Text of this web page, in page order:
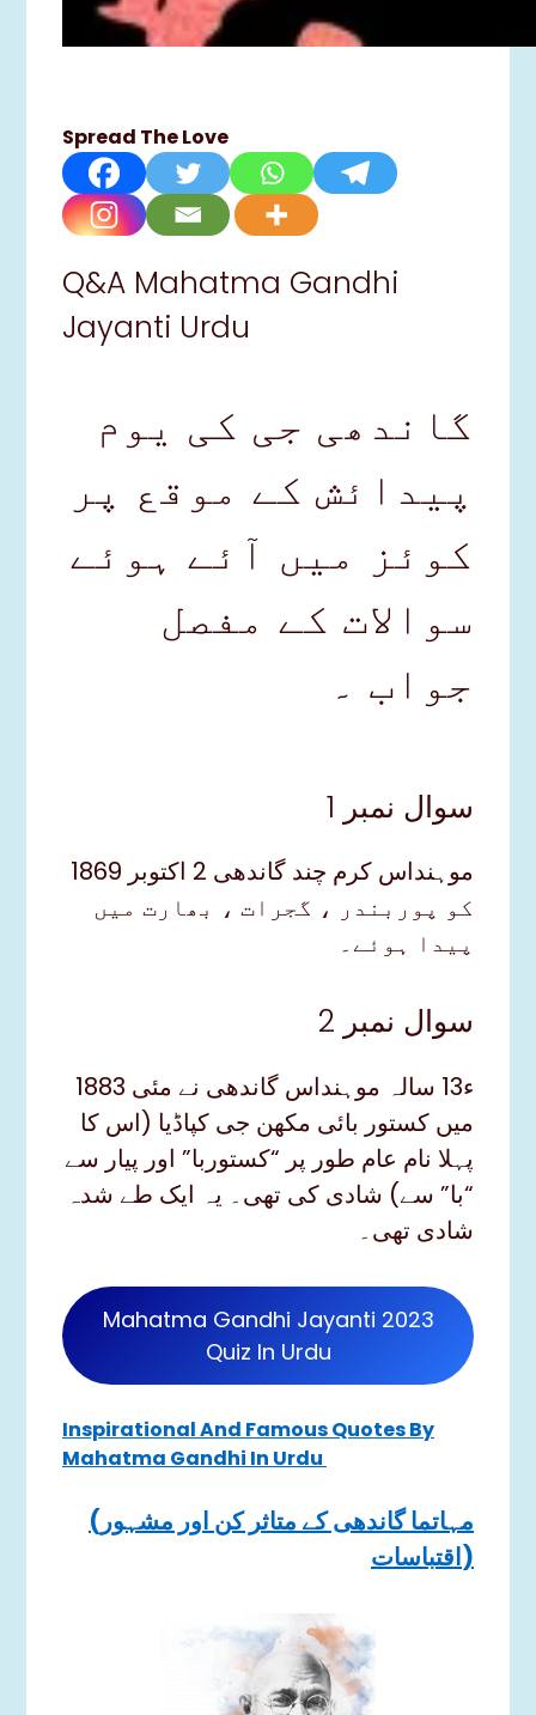
Spread The Love
Q&A Mahatma Gandhi
Jayanti Urdu
گاندھی جی کی یوم
پیدائش کے موقع پر
کوئز میں آئے ہوئے
سوالات کے مفصل
جواب ۔
سوال نمبر 1
موہنداس کرم چند گاندھی 2 اکتوبر 1869
کو پوربندر ، گجرات ، بھارت میں
پیدا ہوئے۔
سوال نمبر 2
ء13 سالہ موہنداس گاندھی نے مئی 1883
میں کستور بائی مکھن جی کپاڈیا (اس کا
پہلا نام عام طور پر “کستوربا” اور پیار سے
“با” سے) شادی کی تھی۔ یہ ایک طے شدہ
شادی تھی۔
Mahatma Gandhi Jayanti 2023
Quiz In Urdu
Inspirational And Famous Quotes By
Mahatma Gandhi In Urdu
(مہاتما گاندھی کے متاثر کن اور مشہور
اقتباسات)